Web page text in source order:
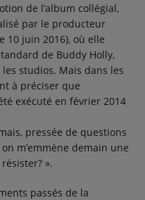
de l’album collégial,
par le producteur
10 juin 2016), où elle
de Buddy Holly,
studios. Mais dans les
à préciser que
exécuté en février 2014
pressée de questions
m’emmène demain une
».
passés de la